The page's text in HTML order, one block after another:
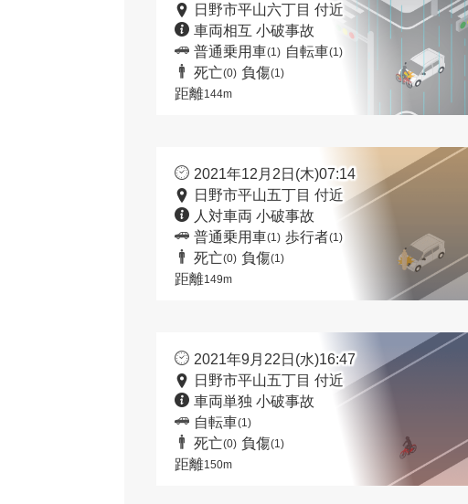
日野市平山六丁目 付近
車両相互 小破事故
普通乗用車(1) 自転車(1)
死亡(0) 負傷(1)
距離144m
2021年12月2日(木)07:14
日野市平山五丁目 付近
人対車両 小破事故
普通乗用車(1) 歩行者(1)
死亡(0) 負傷(1)
距離149m
2021年9月22日(水)16:47
日野市平山五丁目 付近
車両単独 小破事故
自転車(1)
死亡(0) 負傷(1)
距離150m